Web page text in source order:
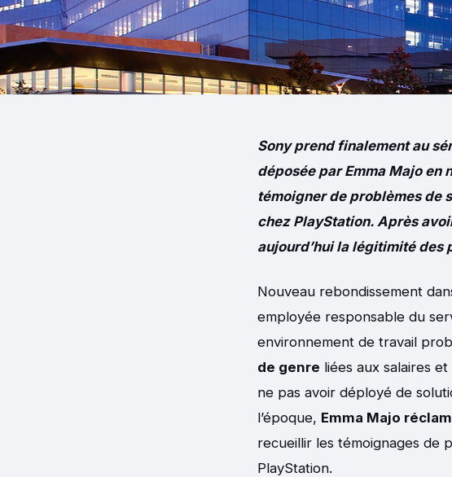
Sony prend finalement au
déposée par Emma Majo en
témoigner de problèmes de
chez PlayStation. Après
aujourd’hui la légitimité des
Nouveau rebondissement
employée responsable du
environnement de travail
de genre liées aux salaires
ne pas avoir déployé de
l’époque, Emma Majo
recueillir les témoignages de
PlayStation.